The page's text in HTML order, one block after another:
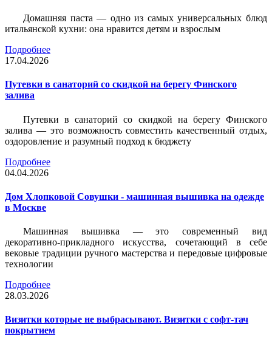
Домашняя паста — одно из самых универсальных блюд
итальянской кухни: она нравится детям и взрослым
Подробнее
17.04.2026
Путевки в санаторий со скидкой на берегу Финского
залива
Путевки в санаторий со скидкой на берегу Финского
залива — это возможность совместить качественный отдых,
оздоровление и разумный подход к бюджету
Подробнее
04.04.2026
Дом Хлопковой Совушки - машинная вышивка на одежде
в Москве
Машинная вышивка — это современный вид
декоративно-прикладного искусства, сочетающий в себе
вековые традиции ручного мастерства и передовые цифровые
технологии
Подробнее
28.03.2026
Визитки которые не выбрасывают. Визитки с софт-тач
покрытием